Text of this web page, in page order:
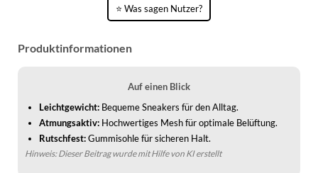
⭐ Was sagen Nutzer?
Produktinformationen
Auf einen Blick
Leichtgewicht: Bequeme Sneakers für den Alltag.
Atmungsaktiv: Hochwertiges Mesh für optimale Belüftung.
Rutschfest:Gummisohle für sicheren Halt.
Hinweis: Dieser Beitrag wurde mit Hilfe von KI erstellt